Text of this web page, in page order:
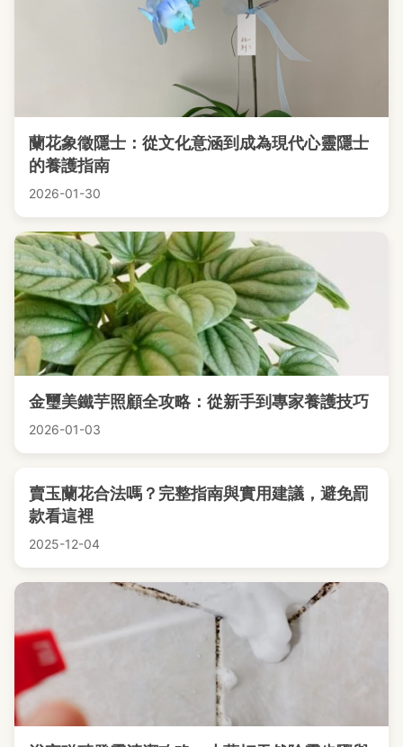
蘭花象徵隱士：從文化意涵到成為現代心靈隱士
的養護指南
2026-01-30
金璽美鐵芋照顧全攻略：從新手到專家養護技巧
2026-01-03
賣玉蘭花合法嗎？完整指南與實用建議，避免罰
款看這裡
2025-12-04